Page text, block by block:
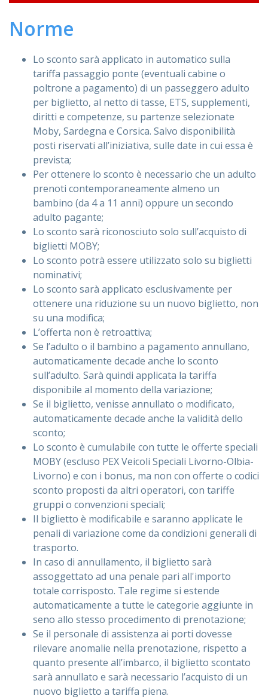
Norme
Lo sconto sarà applicato in automatico sulla
tariffa passaggio ponte (eventuali cabine o
poltrone a pagamento) di un passeggero adulto
per biglietto, al netto di tasse, ETS, supplementi,
diritti e competenze, su partenze selezionate
Moby, Sardegna e Corsica. Salvo disponibilità
posti riservati all’iniziativa, sulle date in cui essa è
prevista;
Per ottenere lo sconto è necessario che un adulto
prenoti contemporaneamente almeno un
bambino (da 4 a 11 anni) oppure un secondo
adulto pagante;
Lo sconto sarà riconosciuto solo sull’acquisto di
biglietti MOBY;
Lo sconto potrà essere utilizzato solo su biglietti
nominativi;
Lo sconto sarà applicato esclusivamente per
ottenere una riduzione su un nuovo biglietto, non
su una modifica;
L’offerta non è retroattiva;
Se l’adulto o il bambino a pagamento annullano,
automaticamente decade anche lo sconto
sull’adulto. Sarà quindi applicata la tariffa
disponibile al momento della variazione;
Se il biglietto, venisse annullato o modificato,
automaticamente decade anche la validità dello
sconto;
Lo sconto è cumulabile con tutte le offerte speciali
MOBY (escluso PEX Veicoli Speciali Livorno-Olbia-
Livorno) e con i bonus, ma non con offerte o codici
sconto proposti da altri operatori, con tariffe
gruppi o convenzioni speciali;
Il biglietto è modificabile e saranno applicate le
penali di variazione come da condizioni generali di
trasporto.
In caso di annullamento, il biglietto sarà
assoggettato ad una penale pari all'importo
totale corrisposto. Tale regime si estende
automaticamente a tutte le categorie aggiunte in
seno allo stesso procedimento di prenotazione;
Se il personale di assistenza ai porti dovesse
rilevare anomalie nella prenotazione, rispetto a
quanto presente all’imbarco, il biglietto scontato
sarà annullato e sarà necessario l’acquisto di un
nuovo biglietto a tariffa piena.